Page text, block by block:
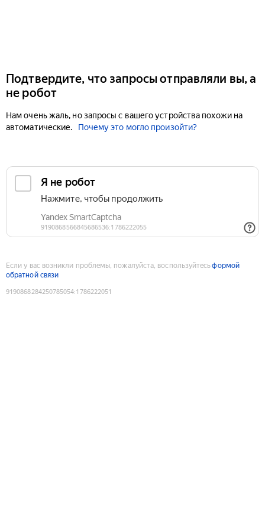
Подтвердите, что запросы отправляли вы, а
не робот
Нам очень жаль, но запросы с вашего устройства похожи на
автоматические.
Почему это могло произойти?
Если у вас возникли проблемы, пожалуйста, воспользуйтесьформой
обратной связи
9190868284250785054:1786222051